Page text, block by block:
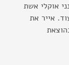
אוקלי אשת
אייר את
"משלים" שיצא לאור בשנת 1957 בהוצאת